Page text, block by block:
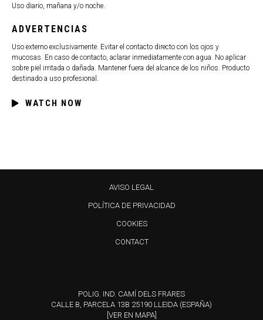
Uso diario, mañana y/o noche.
ADVERTENCIAS
Uso externo exclusivamente. Evitar el contacto directo con los ojos y
mucosas. En caso de contacto, aclarar inmediatamente con agua. No aplicar
sobre piel irritada o dañada. Mantener fuera del alcance de los niños. Producto
destinado a uso profesional.
WATCH NOW
AVISO LEGAL
POLÍTICA DE PRIVACIDAD
COOKIES
CONTACT
POLIG. IND. CAMÍ DELS FRARES
CALLE B, PARCELA 13B 25190 LLEIDA (ESPAÑA)
[VER EN MAPA]